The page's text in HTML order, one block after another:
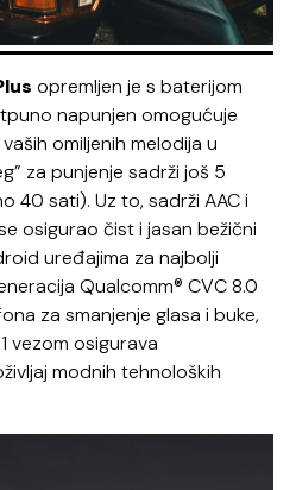
opremljen je s baterijom
napunjen omogućuje
omiljenih melodija u
za punjenje sadrži još 5
40 sati). Uz to, sadrži AAC i
osigurao čist i jasan bežični
uređajima za najbolji
Qualcomm® CVC 8.0
za smanjenje glasa i buke,
vezom osigurava
modnih tehnoloških